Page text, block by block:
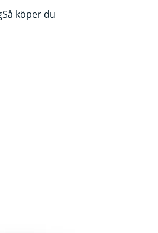
Så köper du